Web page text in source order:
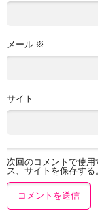
メール ※
サイト
次回のコメントで使
ス、サイトを保存する。